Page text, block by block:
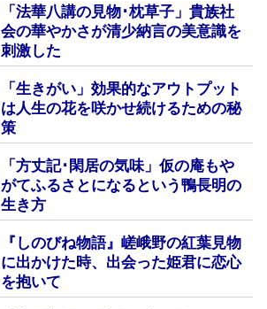
「法華八講の見物･枕草子」貴族社
会の華やかさが清少納言の美意識を
刺激した
「生きがい」効果的なアウトプット
は人生の花を咲かせ続けるための秘
策
「方丈記･閑居の気味」仮の庵もや
がてふるさとになるという鴨長明の
生き方
『しのびね物語』嵯峨野の紅葉見物
に出かけた時、出会った姫君に恋心
を抱いて